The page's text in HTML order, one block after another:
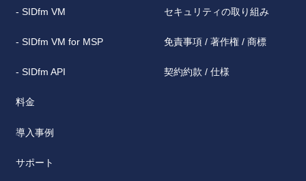
- SIDfm VM
- SIDfm VM for MSP
- SIDfm API
料金
導入事例
サポート
セキュリティの取り組み
免責事項 / 著作権 / 商標
契約約款 / 仕様